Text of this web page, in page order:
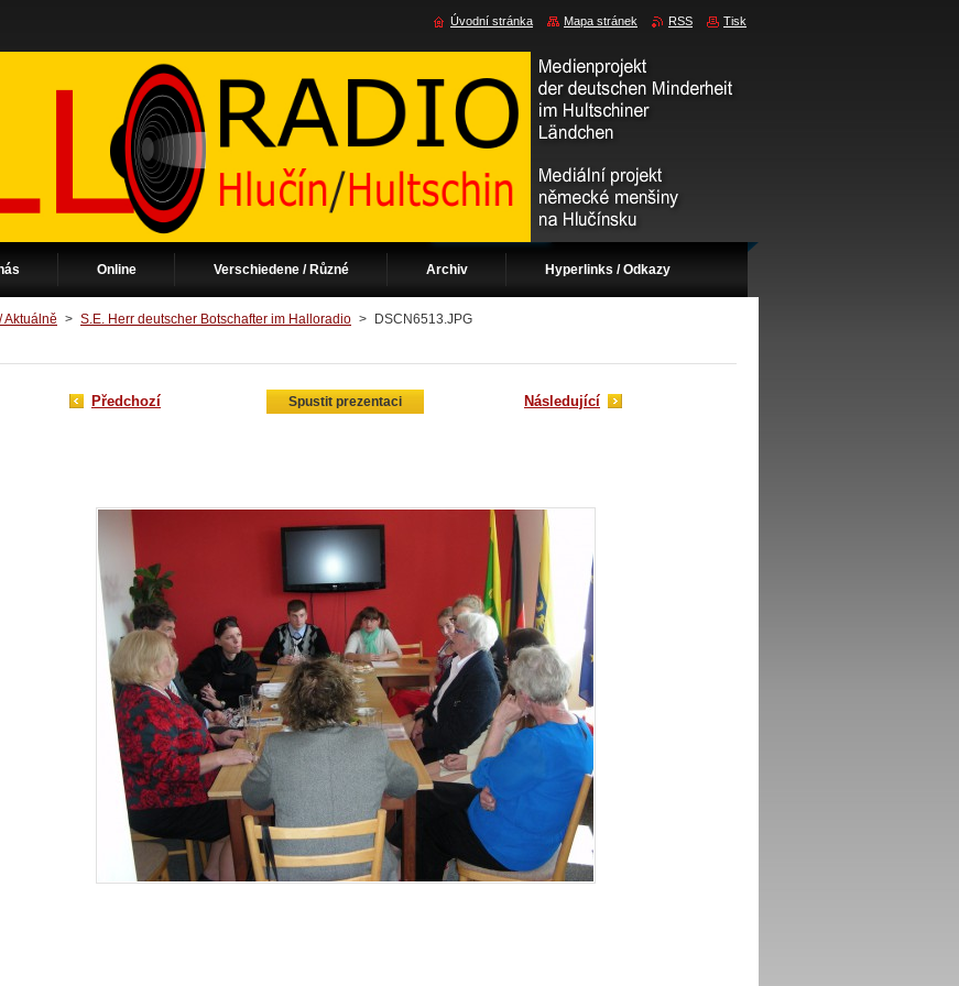
Online Verschiedene / Různé Archiv Hyperlinks / Odkazy
Aktuálně > S.E. Herr deutscher Botschafter im Halloradio > DSCN6513.JPG
Předchozí Spustit prezentaci Následující
Úvodní stránka Mapa stránek RSS Tisk